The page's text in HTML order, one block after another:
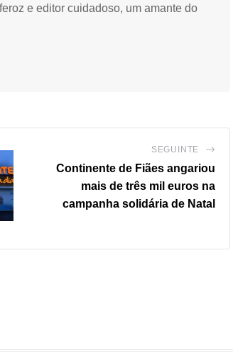
e editor cuidadoso, um amante do
SEGUINTE
Continente de Fiães angariou
mais de três mil euros na
campanha solidária de Natal